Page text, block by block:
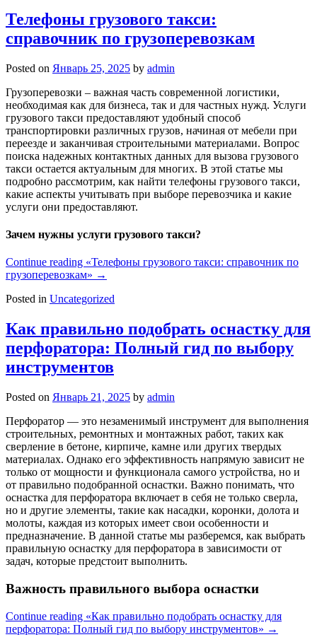
Телефоны грузового такси:
справочник по грузоперевозкам
Posted on Январь 25, 2025 by admin
Грузоперевозки – важная часть современной логистики,
необходимая как для бизнеса, так и для частных нужд. Услуги
грузового такси предоставляют удобный способ
транспортировки различных грузов, начиная от мебели при
переезде и заканчивая строительными материалами. Вопрос
поиска надежных контактных данных для вызова грузового
такси остается актуальным для многих. В этой статье мы
подробно рассмотрим, как найти телефоны грузового такси,
какие аспекты учитывать при выборе перевозчика и какие
услуги они предоставляют.
Зачем нужны услуги грузового такси?
Continue reading «Телефоны грузового такси: справочник по
грузоперевозкам» →
Posted in Uncategorized
Как правильно подобрать оснастку для
перфоратора: Полный гид по выбору
инструментов
Posted on Январь 21, 2025 by admin
Перфоратор — это незаменимый инструмент для выполнения
строительных, ремонтных и монтажных работ, таких как
сверление в бетоне, кирпиче, камне или других твердых
материалах. Однако его эффективность напрямую зависит не
только от мощности и функционала самого устройства, но и
от правильно подобранной оснастки. Важно понимать, что
оснастка для перфоратора включает в себя не только сверла,
но и другие элементы, такие как насадки, коронки, долота и
молоты, каждая из которых имеет свои особенности и
предназначение. В данной статье мы разберемся, как выбрать
правильную оснастку для перфоратора в зависимости от
задач, которые предстоит выполнить.
Важность правильного выбора оснастки
Continue reading «Как правильно подобрать оснастку для
перфоратора: Полный гид по выбору инструментов» →